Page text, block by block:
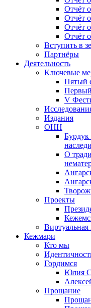
Отчёт
Отчёт
Отчёт
Отчёт
Вступить в
Партнёры
Деятельность
Ключевые
Пятый
Первый
V
Издания
ОНН
Бурдук
О
Проекты
Виртуальная
Кежмари
Кто мы
Гордимся
Юлия
Прощание